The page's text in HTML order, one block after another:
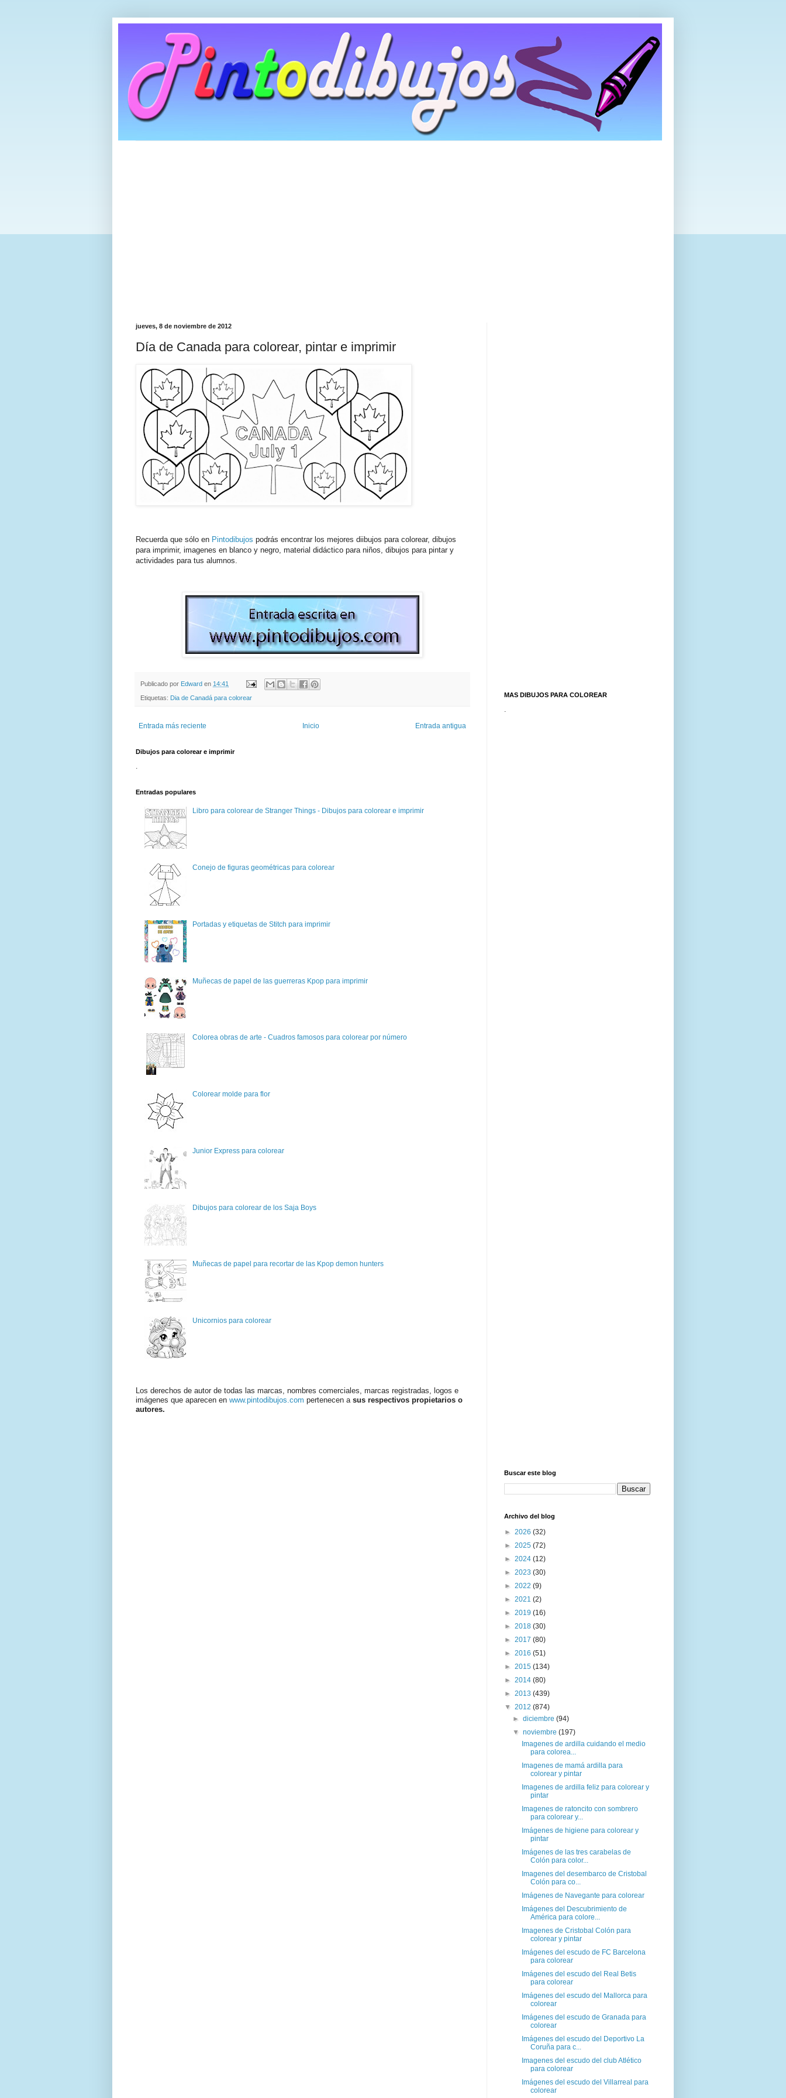
jueves, 8 de noviembre de 2012
Día de Canada para colorear, pintar e imprimir
Recuerda que sólo en Pintodibujos podrás encontrar los mejores diibujos para colorear, dibujos
para imprimir, imagenes en blanco y negro, material didáctico para niños, dibujos para pintar y
actividades para tus alumnos.
Publicado por Edward en 14:41
Etiquetas: Dia de Canadá para colorear
Entrada más reciente Entrada antigua
Inicio
Dibujos para colorear e imprimir
.
Entradas populares
Libro para colorear de Stranger Things - Dibujos para colorear e imprimir
Conejo de figuras geométricas para colorear
Portadas y etiquetas de Stitch para imprimir
Muñecas de papel de las guerreras Kpop para imprimir
Colorea obras de arte - Cuadros famosos para colorear por número
Colorear molde para flor
Junior Express para colorear
Dibujos para colorear de los Saja Boys
Muñecas de papel para recortar de las Kpop demon hunters
Unicornios para colorear
Los derechos de autor de todas las marcas, nombres comerciales, marcas registradas, logos e
imágenes que aparecen en www.pintodibujos.com pertenecen a sus respectivos propietarios o
autores.
MAS DIBUJOS PARA COLOREAR
.
Buscar este blog
Archivo del blog
► 2026 (32)
► 2025 (72)
► 2024 (12)
► 2023 (30)
► 2022 (9)
► 2021 (2)
► 2019 (16)
► 2018 (30)
► 2017 (80)
► 2016 (51)
► 2015 (134)
► 2014 (80)
► 2013 (439)
▼ 2012 (874)
►diciembre(94)
▼noviembre(197)
Imagenes de ardilla cuidando el medio
para colorea...
Imagenes de mamá ardilla para
colorear y pintar
Imagenes de ardilla feliz para colorear y
pintar
Imagenes de ratoncito con sombrero
para colorear y...
Imágenes de higiene para colorear y
pintar
Imágenes de las tres carabelas de
Colón para color...
Imagenes del desembarco de Cristobal
Colón para co...
Imágenes de Navegante para colorear
Imágenes del Descubrimiento de
América para colore...
Imagenes de Cristobal Colón para
colorear y pintar
Imágenes del escudo de FC Barcelona
para colorear
Imágenes del escudo del Real Betis
para colorear
Imágenes del escudo del Mallorca para
colorear
Imágenes del escudo de Granada para
colorear
Imágenes del escudo del Deportivo La
Coruña para c...
Imagenes del escudo del club Atlético
para colorear
Imágenes del escudo del Villarreal para
colorear